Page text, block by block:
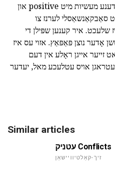
עס איז אויך נוצלעך צו זאָגן פאַרשידענע מעשיות מיט positive און
סאַבקאַנשאַסלי לערנז צו
שלעכט. איר קענען שפּילן די
אָדער נוצן פּאַפּאַץ. אזוי עס איז
זייער אייגן ראָלע אין דעם
געטראגן אויס עטלעכע מאל, יעדער
Similar articles
עטניק Conflicts
זיך-קאַלטיוויישאַן